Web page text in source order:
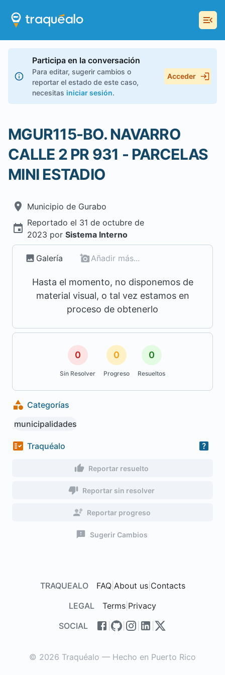
Participa en la conversación
Para editar, sugerir cambios o
reportar el estado de este caso,
necesitas iniciar sesión.
Acceder
MGUR115-BO. NAVARRO
CALLE 2 PR 931 - PARCELAS
MINI ESTADIO
Municipio de Gurabo
Reportado el 31 de octubre de
2023 por Sistema Interno
Galería Añadir más...
Hasta el momento, no disponemos de
material visual, o tal vez estamos en
proceso de obtenerlo
0
Sin Resolver
0
Progreso
0
Resueltos
Categorías
municipalidades
Traquéalo
Reportar resuelto
Reportar sin resolver
Reportar progreso
Sugerir Cambios
TRAQUEALO FAQ| About us| Contacts
LEGAL
Terms Privacy
SOCIAL
© 2026 Traquéalo — Hecho en Puerto Rico